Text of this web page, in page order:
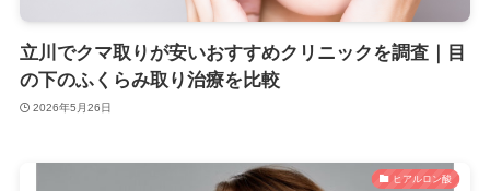
立川でクマ取りが安いおすすめクリニックを調査｜目
の下のふくらみ取り治療を比較
2026年5月26日
ヒアルロン酸